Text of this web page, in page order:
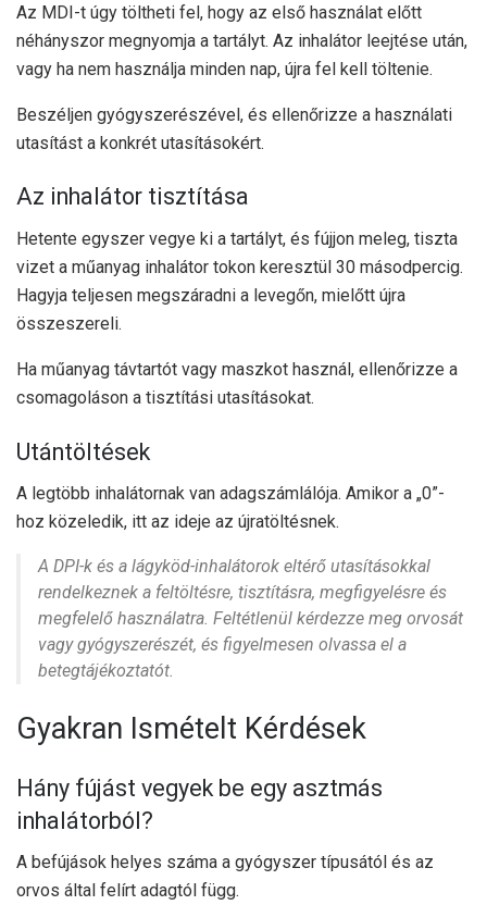
Az MDI-t úgy töltheti fel, hogy az első használat előtt
néhányszor megnyomja a tartályt. Az inhalátor leejtése után,
vagy ha nem használja minden nap, újra fel kell töltenie.
Beszéljen gyógyszerészével, és ellenőrizze a használati
utasítást a konkrét utasításokért.
Az inhalátor tisztítása
Hetente egyszer vegye ki a tartályt, és fújjon meleg, tiszta
vizet a műanyag inhalátor tokon keresztül 30 másodpercig.
Hagyja teljesen megszáradni a levegőn, mielőtt újra
összeszereli.
Ha műanyag távtartót vagy maszkot használ, ellenőrizze a
csomagoláson a tisztítási utasításokat.
Utántöltések
A legtöbb inhalátornak van adagszámlálója. Amikor a „0”-
hoz közeledik, itt az ideje az újratöltésnek.
A DPI-k és a lágyköd-inhalátorok eltérő utasításokkal
rendelkeznek a feltöltésre, tisztításra, megfigyelésre és
megfelelő használatra. Feltétlenül kérdezze meg orvosát
vagy gyógyszerészét, és figyelmesen olvassa el a
betegtájékoztatót.
Gyakran Ismételt Kérdések
Hány fújást vegyek be egy asztmás
inhalátorból?
A befújások helyes száma a gyógyszer típusától és az
orvos által felírt adagtól függ.